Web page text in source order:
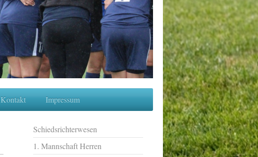
Kontakt Impressum
Schiedsrichterwesen
1. Mannschaft Herren